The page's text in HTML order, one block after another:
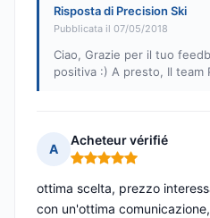
Risposta di Precision Ski
Pubblicata il 07/05/2018
Ciao, Grazie per il tuo
positiva :) A presto, Il team
A
Acheteur vérifié
Nota: 5 su 5
ottima scelta, prezzo
con un'ottima